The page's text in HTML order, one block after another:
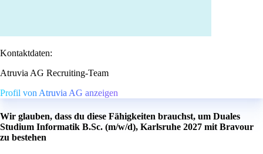
Kontaktdaten:
Atruvia AG Recruiting-Team
Profil von Atruvia AG anzeigen
Wir glauben, dass du diese Fähigkeiten brauchst, um Duales
Studium Informatik B.Sc. (m/w/d), Karlsruhe 2027 mit Bravour
zu bestehen